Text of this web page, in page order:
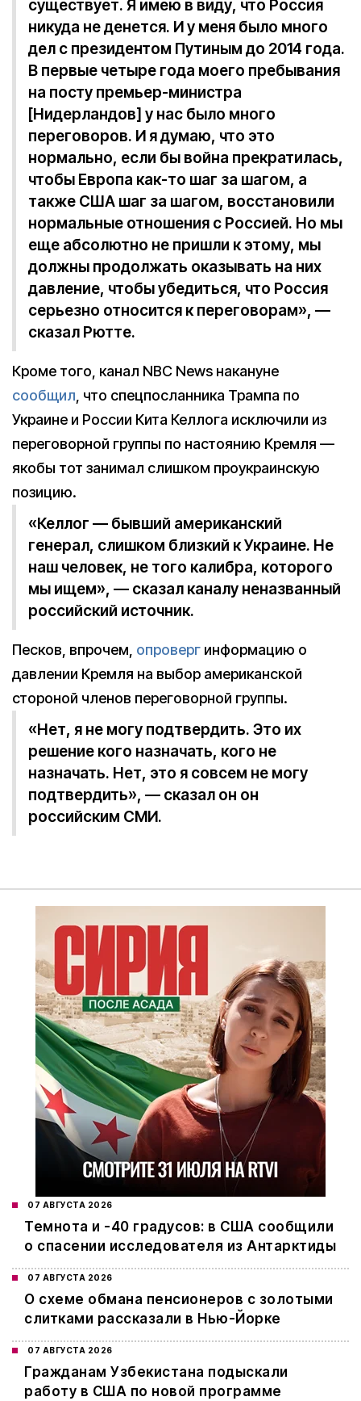
существует. Я имею в виду, что Россия
никуда не денется. И у меня было много
дел с президентом Путиным до 2014 года.
В первые четыре года моего пребывания
на посту премьер-министра
[Нидерландов] у нас было много
переговоров. И я думаю, что это
нормально, если бы война прекратилась,
чтобы Европа как-то шаг за шагом, а
также США шаг за шагом, восстановили
нормальные отношения с Россией. Но мы
еще абсолютно не пришли к этому, мы
должны продолжать оказывать на них
давление, чтобы убедиться, что Россия
серьезно относится к переговорам», —
сказал Рютте.
Кроме того, канал NBC News накануне
сообщил, что спецпосланника Трампа по
Украине и России Кита Келлога исключили из
переговорной группы по настоянию Кремля —
якобы тот занимал слишком проукраинскую
позицию.
«Келлог — бывший американский
генерал, слишком близкий к Украине. Не
наш человек, не того калибра, которого
мы ищем», — сказал каналу неназванный
российский источник.
Песков, впрочем, опроверг информацию о
давлении Кремля на выбор американской
стороной членов переговорной группы.
«Нет, я не могу подтвердить. Это их
решение кого назначать, кого не
назначать. Нет, это я совсем не могу
подтвердить», — сказал он он
российским СМИ.
07 АВГУСТА 2026
Темнота и -40 градусов: в США сообщили
о спасении исследователя из Антарктиды
07 АВГУСТА 2026
О схеме обмана пенсионеров с золотыми
слитками рассказали в Нью-Йорке
07 АВГУСТА 2026
Гражданам Узбекистана подыскали
работу в США по новой программе